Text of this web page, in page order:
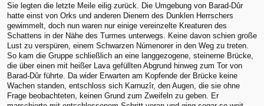
Sie legten die letzte Meile eilig zurück. Die Umgebung von Barad-Dûr
hatte einst von Orks und anderen Dienern des Dunklen Herrschers
gewimmelt, doch nun waren nur einige vereinzelte Kreaturen des
Schattens in der Nähe des Turmes unterwegs. Keine davon schien große
Lust zu verspüren, einem Schwarzen Númenorer in den Weg zu treten.
So kam die Gruppe schließlich an eine langgezogene, steinerne Brücke,
die über einen mit heißer Lava gefüllten Abgrund hinweg zum Tor von
Barad-Dûr führte. Da wider Erwarten am Kopfende der Brücke keine
Wachen standen, entschloss sich Karnuzîr, den Augen, die sie ohne
Frage beobachteten, keinen Grund zum Zweifeln zu geben. Er